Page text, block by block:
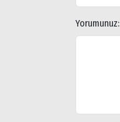
Yorumunuz: